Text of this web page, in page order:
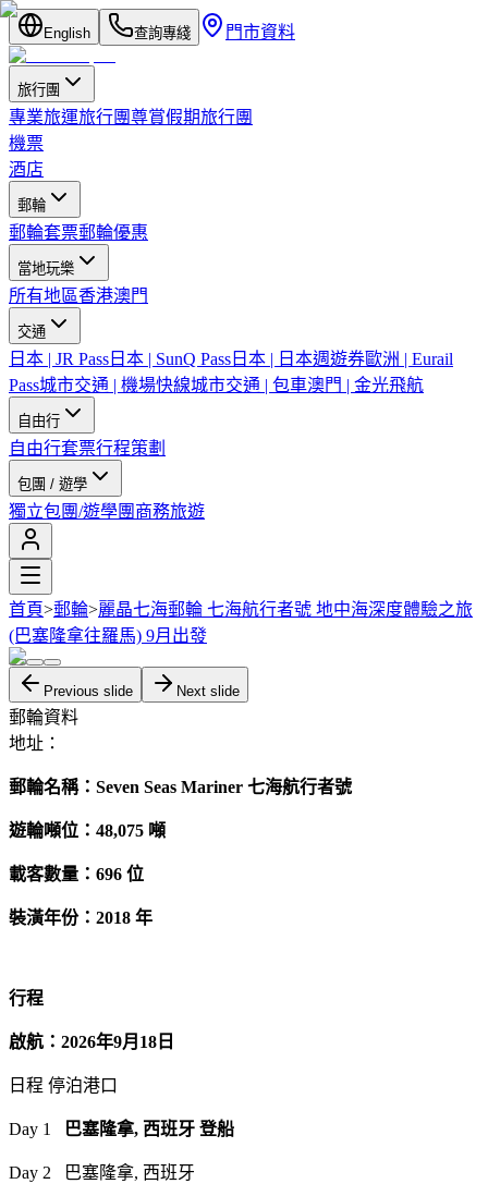
English 查詢專綫 門市資料
旅行團
專業旅運旅行團尊賞假期旅行團
機票
酒店
郵輪
郵輪套票郵輪優惠
當地玩樂
所有地區香港澳門
交通
日本 | JR Pass 日本 | SunQ Pass 日本 | 日本週遊券歐洲 | Eurail
Pass城市交通 | 機場快線城市交通 | 包車澳門 | 金光飛航
自由行
自由行套票行程策劃
包團 / 遊學
獨立包團/遊學團 商務旅遊
首頁>郵輪>麗晶七海郵輪 七海航行者號 地中海深度體驗之旅
(巴塞隆拿往羅馬) 9月出發
Previous slide Next slide
郵輪資料
地址：
郵輪名稱：Seven Seas Mariner 七海航行者號
遊輪噸位：48,075 噸
載客數量：696 位
裝潢年份：2018 年
行程
啟航：2026年9月18日
日程 停泊港口
Day 1 巴塞隆拿, 西班牙 登船
Day 2 巴塞隆拿, 西班牙